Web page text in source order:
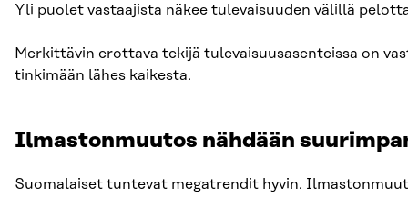
Yli puolet vastaajista näkee tulevaisuuden välillä
Merkittävin erottava tekijä tulevaisuusasenteissa on
tinkimään lähes kaikesta.
Ilmastonmuutos nähdään
Suomalaiset tuntevat megatrendit hyvin.